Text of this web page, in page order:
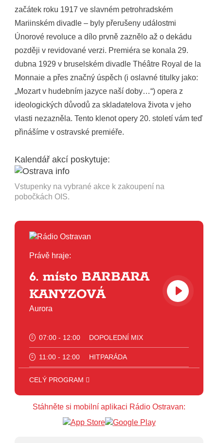
začátek roku 1917 ve slavném petrohradském
Mariinském divadle – byly přerušeny událostmi
Únorové revoluce a dílo prvně zaznělo až o dekádu
později v revidované verzi. Premiéra se konala 29.
dubna 1929 v bruselském divadle Théâtre Royal de la
Monnaie a přes značný úspěch (i oslavné titulky jako:
„Mozart v hudebním jazyce naší doby…“) opera z
ideologických důvodů za skladatelova života v jeho
vlasti nezazněla. Tento klenot opery 20. století vám teď
přinášíme v ostravské premiéře.
Kalendář akcí poskytuje:
Vstupenky na vybrané akce k zakoupení na
pobočkách OIS.
Právě hraje:
6. místo BARBARA
KANYZOVÁ
Aurora
07:00 - 12:00 DOPOLEDNÍ MIX
11:00 - 12:00 HITPARÁDA
12:00 - 13:00
13:00 - 14:00 BLUES
CELÝ PROGRAM
Stáhněte si mobilní aplikaci Rádio Ostravan: